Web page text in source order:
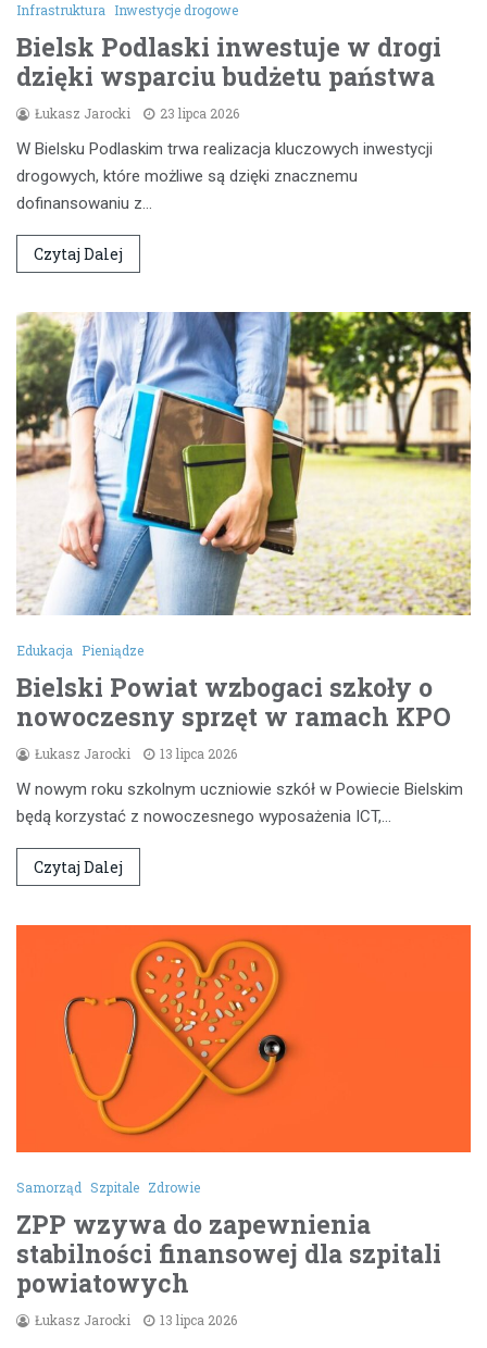
Infrastruktura Inwestycje drogowe
Bielsk Podlaski inwestuje w drogi
dzięki wsparciu budżetu państwa
Łukasz Jarocki 23 lipca 2026
W Bielsku Podlaskim trwa realizacja kluczowych inwestycji
drogowych, które możliwe są dzięki znacznemu
dofinansowaniu z…
Czytaj Dalej
Edukacja Pieniądze
Bielski Powiat wzbogaci szkoły o
nowoczesny sprzęt w ramach KPO
Łukasz Jarocki 13 lipca 2026
W nowym roku szkolnym uczniowie szkół w Powiecie Bielskim
będą korzystać z nowoczesnego wyposażenia ICT,…
Czytaj Dalej
Samorząd Szpitale Zdrowie
ZPP wzywa do zapewnienia
stabilności finansowej dla szpitali
powiatowych
Łukasz Jarocki 13 lipca 2026